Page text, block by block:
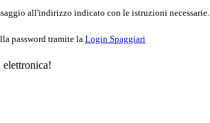
all'indirizzo indicato con le istruzioni necessarie.
password tramite la Login Spaggiari
elettronica!